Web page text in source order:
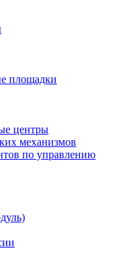
площадки
центры
механизмов
по управлению